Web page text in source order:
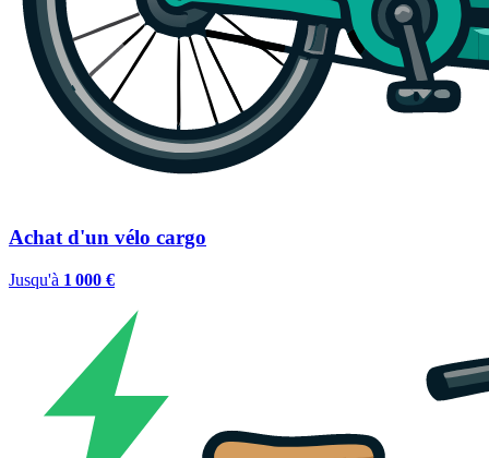
Achat d'un vélo cargo
Jusqu'à 1 000 €